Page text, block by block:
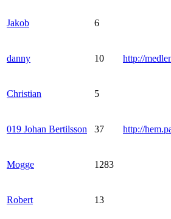
Jakob 6
danny 10 http://
Christian 5
019 Johan Bertilsson 37 http://
Mogge 1283
Robert 13